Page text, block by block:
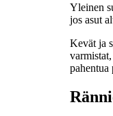
Yleinen
jos asut
Kevät ja